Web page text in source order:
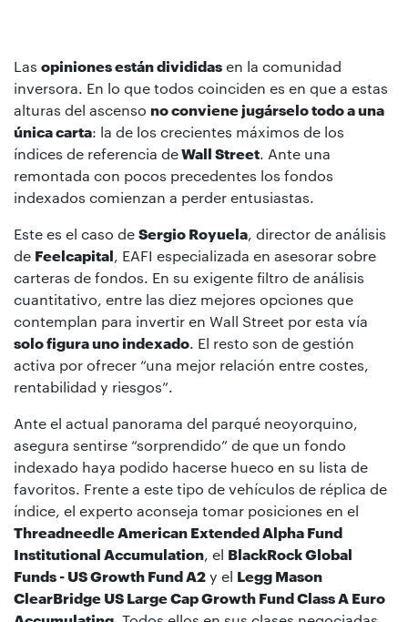
Las opiniones están divididas en la comunidad
inversora. En lo que todos coinciden es en que a estas
alturas del ascenso no conviene jugárselo todo a una
única carta: la de los crecientes máximos de los
índices de referencia deWall Street . Ante una
remontada con pocos precedentes los fondos
indexados comienzan a perder entusiastas.
Este es el caso de Sergio Royuela , director de análisis
de Feelcapital , EAFI especializada en asesorar sobre
carteras de fondos. En su exigente filtro de análisis
cuantitativo, entre las diez mejores opciones que
contemplan para invertir en Wall Street por esta vía
solo figura uno indexado . El resto son de gestión
activa por ofrecer “una mejor relación entre costes,
rentabilidad y riesgos”.
Ante el actual panorama del parqué neoyorquino,
asegura sentirse “sorprendido” de que un fondo
indexado haya podido hacerse hueco en su lista de
favoritos. Frente a este tipo de vehículos de réplica de
índice, el experto aconseja tomar posiciones en el
Threadneedle American Extended Alpha Fund
Institutional Accumulation , el BlackRock Global
Funds - US Growth Fund A2 y el Legg Mason
ClearBridge US Large Cap Growth Fund Class A Euro